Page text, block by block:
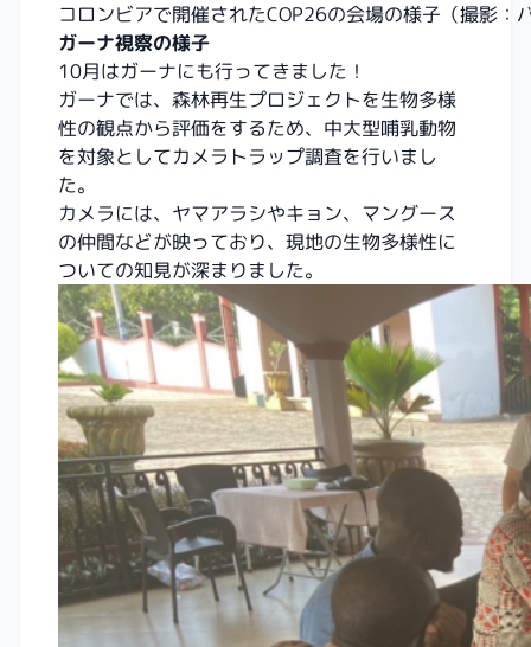
コロンビアで開催されたCOP26の会場の様子（撮影：
ガーナ視察の様子
10月はガーナにも行ってきました！
ガーナでは、森林再生プロジェクトを生物多様
性の観点から評価をするため、中大型哺乳動物
を対象としてカメラトラップ調査を行いまし
た。
カメラには、ヤマアラシやキョン、マングース
の仲間などが映っており、現地の生物多様性に
ついての知見が深まりました。